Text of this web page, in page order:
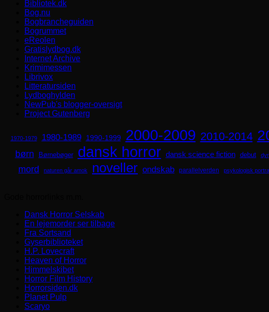
Bibliotek.dk
Bog.nu
Bogbrancheguiden
Bogrummet
eReolen
Gratislydbog.dk
Internet Archive
Krimimessen
Librivox
Litteratursiden
Lydboghylden
NewPub's blogger-oversigt
Project Gutenberg
1970-1979 1980-1989 1990-1999 2000-2009 2010-2014
børn Børnebøger dansk horror dansk science fiction debut dyr
mord naturen går amok noveller ondskab parallelverden psykologisk
Dansk Horror Selskab
En lejemorder ser tilbage
Fra Sortsand
Gyserbiblioteket
H.P. Lovecraft
Heaven of Horror
Himmelskibet
Horror Film History
Horrorsiden.dk
Planet Pulp
Scaryo